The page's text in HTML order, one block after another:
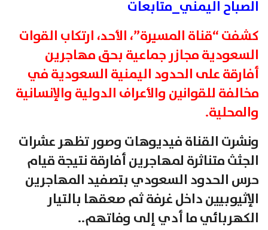
الصباح اليمني_متابعات
كشفت “قناة المسيرة”، الأحد، ارتكاب القوات
السعودية مجازر جماعية بحق مهاجرين
أفارقة على الحدود اليمنية السعودية في
مخالفة للقوانين والأعراف الدولية والإنسانية
والمحلية.
ونشرت القناة فيديوهات وصور تظهر عشرات
الجثث متناثرة لمهاجرين أفارقة نتيجة قيام
حرس الحدود السعودي بتصفيد المهاجرين
الإثيوبيين داخل غرفة ثم صعقها بالتيار
الكهربائي ما أدي إلى وفاتهم..